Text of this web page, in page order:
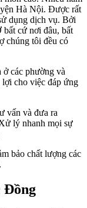
Hà Nội. Được rất
dụng dịch vụ. Bởi
bất cứ nơi đâu, bất
chúng tôi đều có
các phường và
cho việc đáp ứng
vấn và đưa ra
lý nhanh mọi sự
bảo chất lượng các
Đồng